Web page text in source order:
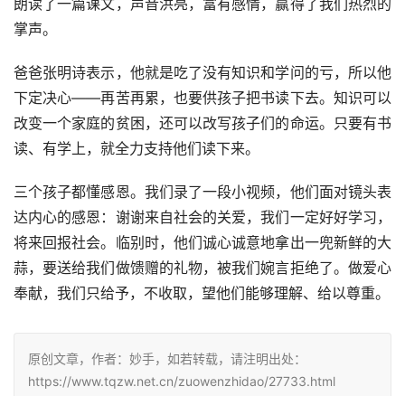
朗读了一篇课文，声音洪亮，富有感情，赢得了我们热烈的
掌声。
爸爸张明诗表示，他就是吃了没有知识和学问的亏，所以他
下定决心——再苦再累，也要供孩子把书读下去。知识可以
改变一个家庭的贫困，还可以改写孩子们的命运。只要有书
读、有学上，就全力支持他们读下来。
三个孩子都懂感恩。我们录了一段小视频，他们面对镜头表
达内心的感恩：谢谢来自社会的关爱，我们一定好好学习，
将来回报社会。临别时，他们诚心诚意地拿出一兜新鲜的大
蒜，要送给我们做馈赠的礼物，被我们婉言拒绝了。做爱心
奉献，我们只给予，不收取，望他们能够理解、给以尊重。
原创文章，作者：妙手，如若转载，请注明出处：
https://www.tqzw.net.cn/zuowenzhidao/27733.html